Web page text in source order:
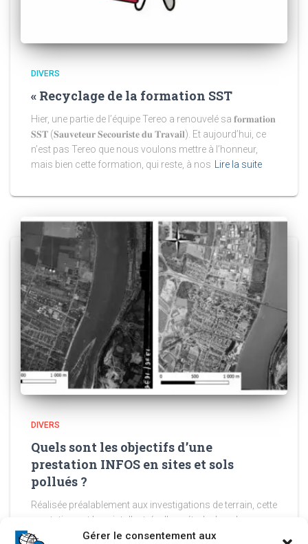
Gérer le consentement aux
DIVERS
« Recyclage de la formation SST
Hier, une partie de l’équipe Tereo a renouvelé sa 𝐟𝐨𝐫𝐦𝐚𝐭𝐢𝐨𝐧
𝐒𝐒𝐓 (𝐒𝐚𝐮𝐯𝐞𝐭𝐞𝐮𝐫 𝐒𝐞𝐜𝐨𝐮𝐫𝐢𝐬𝐭𝐞 𝐝𝐮 𝐓𝐫𝐚𝐯𝐚𝐢𝐥). Et aujourd’hui, ce
n’est pas Tereo que nous voulons mettre à l’honneur,
mais bien cette formation, qui reste, à nos Lire la suite
DIVERS
Quels sont les objectifs d’une
prestation INFOS en sites et sols
pollués ?
Réalisée préalablement aux investigations de terrain, cette
prestation est le point d’entrée d’une étude dans le
domaine des sites et sols pollués. Elle permet de retracer